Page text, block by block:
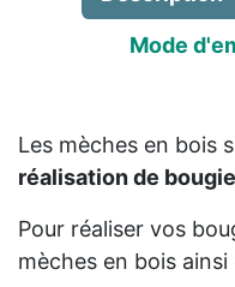
Mode
Les mèches en bois
réalisation de
Pour réaliser vos
mèches en bois